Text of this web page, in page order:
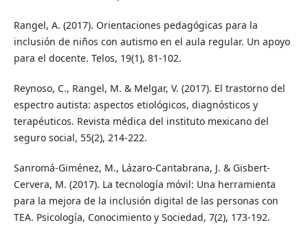
Rangel, A. (2017). Orientaciones pedagógicas para la
inclusión de niños con autismo en el aula regular. Un apoyo
para el docente. Telos, 19(1), 81-102.
Reynoso, C., Rangel, M. & Melgar, V. (2017). El trastorno del
espectro autista: aspectos etiológicos, diagnósticos y
terapéuticos. Revista médica del instituto mexicano del
seguro social, 55(2), 214-222.
Sanromá-Giménez, M., Lázaro-Cantabrana, J. & Gisbert-
Cervera, M. (2017). La tecnología móvil: Una herramienta
para la mejora de la inclusión digital de las personas con
TEA. Psicología, Conocimiento y Sociedad, 7(2), 173-192.